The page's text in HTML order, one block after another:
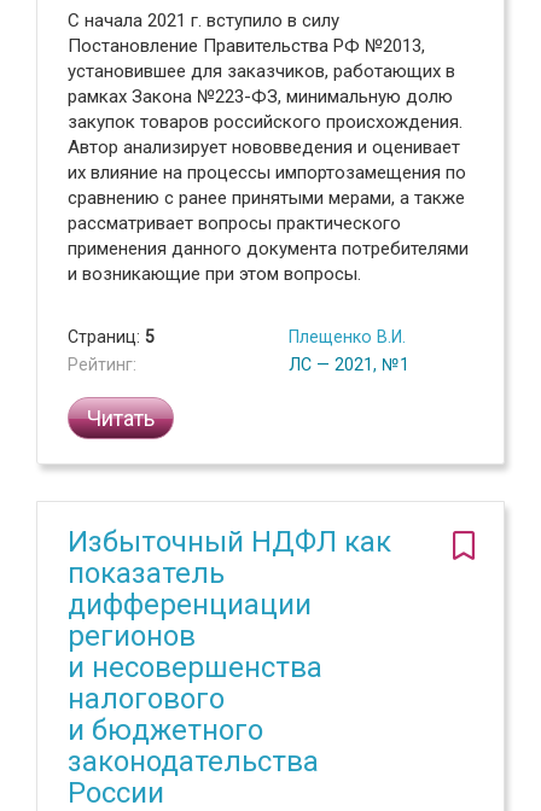
С начала 2021 г. вступило в силу
Постановление Правительства РФ №2013,
установившее для заказчиков, работающих в
рамках Закона №223-ФЗ, минимальную долю
закупок товаров российского происхождения.
Автор анализирует нововведения и оценивает
их влияние на процессы импортозамещения по
сравнению с ранее принятыми мерами, а также
рассматривает вопросы практического
применения данного документа потребителями
и возникающие при этом вопросы.
Страниц: 5
Рейтинг:
Плещенко В.И.
ЛС — 2021, №1
Читать
Избыточный НДФЛ как
показатель
дифференциации
регионов
и несовершенства
налогового
и бюджетного
законодательства
России